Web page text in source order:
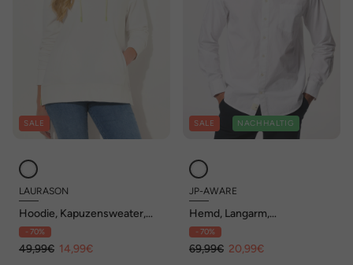
SALE
LAURASON
Hoodie, Kapuzensweater,
Rückenprint,
Einschubtaschen
- 70%
49,99€ 14,99€
SALE NACHHALTIG
JP-AWARE
Hemd, Langarm,
Buttondown-Kragen, GOTS
zertifizierte Biobaumwolle
- 70%
69,99€ 20,99€